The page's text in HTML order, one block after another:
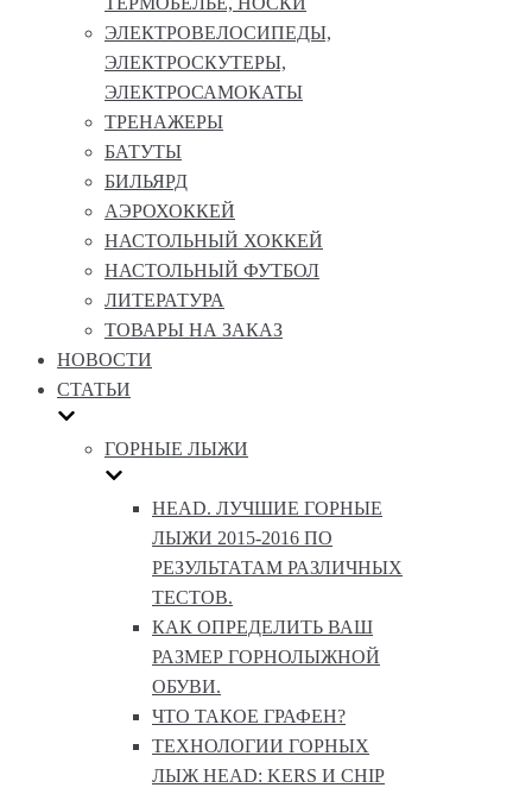
ЭЛЕКТРОВЕЛОСИПЕДЫ,
ЭЛЕКТРОСКУТЕРЫ,
ЭЛЕКТРОСАМОКАТЫ
ТРЕНАЖЕРЫ
БАТУТЫ
БИЛЬЯРД
АЭРОХОККЕЙ
НАСТОЛЬНЫЙ ХОККЕЙ
НАСТОЛЬНЫЙ ФУТБОЛ
ЛИТЕРАТУРА
ТОВАРЫ НА ЗАКАЗ
НОВОСТИ
СТАТЬИ
ГОРНЫЕ ЛЫЖИ
HEAD. ЛУЧШИЕ ГОРНЫЕ
ЛЫЖИ 2015-2016 ПО
РЕЗУЛЬТАТАМ РАЗЛИЧНЫХ
ТЕСТОВ.
КАК ОПРЕДЕЛИТЬ ВАШ
РАЗМЕР ГОРНОЛЫЖНОЙ
ОБУВИ.
ЧТО ТАКОЕ ГРАФЕН?
ТЕХНОЛОГИИ ГОРНЫХ
ЛЫЖ HEAD: KERS И CHIP